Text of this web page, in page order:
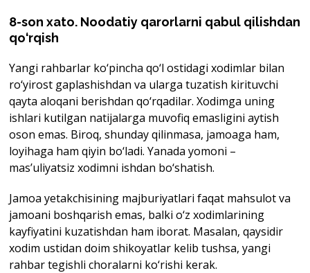
8-son xato. Noodatiy qarorlarni qabul qilishdan
qo‘rqish
Yangi rahbarlar ko‘pincha qo‘l ostidagi xodimlar bilan
ro‘yirost gaplashishdan va ularga tuzatish kirituvchi
qayta aloqani berishdan qo‘rqadilar. Xodimga uning
ishlari kutilgan natijalarga muvofiq emasligini aytish
oson emas. Biroq, shunday qilinmasa, jamoaga ham,
loyihaga ham qiyin bo‘ladi. Yanada yomoni –
mas’uliyatsiz xodimni ishdan bo‘shatish.
Jamoa yetakchisining majburiyatlari faqat mahsulot va
jamoani boshqarish emas, balki o‘z xodimlarining
kayfiyatini kuzatishdan ham iborat. Masalan, qaysidir
xodim ustidan doim shikoyatlar kelib tushsa, yangi
rahbar tegishli choralarni ko‘rishi kerak.